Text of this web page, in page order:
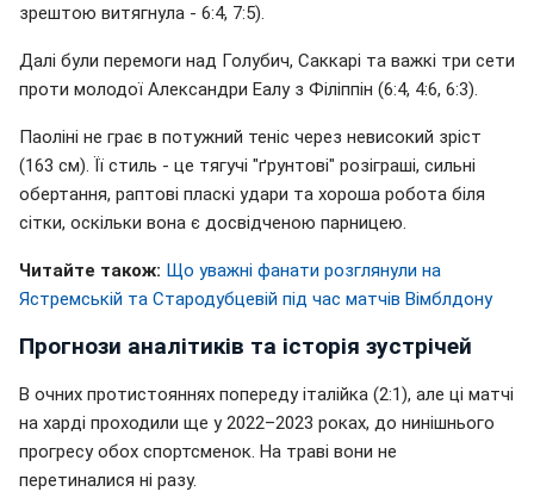
зрештою витягнула - 6:4, 7:5).
Далі були перемоги над Голубич, Саккарі та важкі три сети
проти молодої Александри Еалу з Філіппін (6:4, 4:6, 6:3).
Паоліні не грає в потужний теніс через невисокий зріст
(163 см). Її стиль - це тягучі "ґрунтові" розіграші, сильні
обертання, раптові пласкі удари та хороша робота біля
сітки, оскільки вона є досвідченою парницею.
Читайте також: Що уважні фанати розглянули на
Ястремській та Стародубцевій під час матчів Вімблдону
Прогнози аналітиків та історія зустрічей
В очних протистояннях попереду італійка (2:1), але ці матчі
на харді проходили ще у 2022–2023 роках, до нинішнього
прогресу обох спортсменок. На траві вони не
перетиналися ні разу.